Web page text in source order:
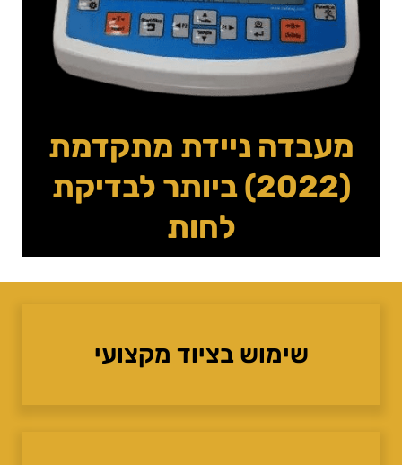
מעבדה ניידת מתקדמת
(2022) ביותר לבדיקת
לחות
שימוש בציוד מקצועי